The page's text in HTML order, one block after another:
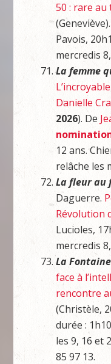
50 : rare au
Pavois,
mercredis
La femme
Danielle
2026). De
12 ans.
relâche les
La fleur au
Daguerre.
Révolution
Lucioles,
mercredis
La
face à
rencontre
(Christèle,
durée :
les 9, 16 et
85 97 13.